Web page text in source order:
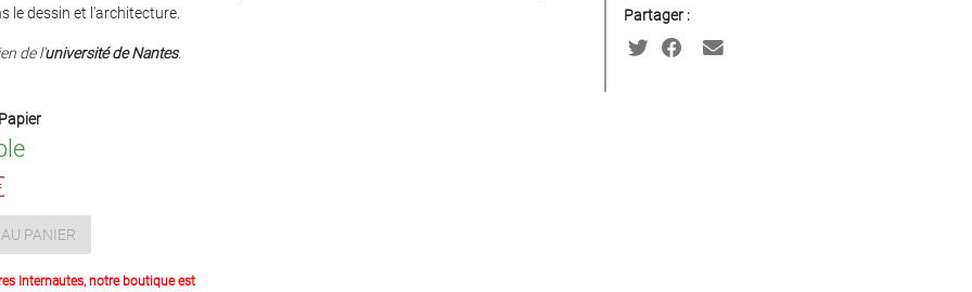
le dessin et l'architecture.
de l'université de Nantes.
PANIER
Internautes, notre boutique est
Partager :